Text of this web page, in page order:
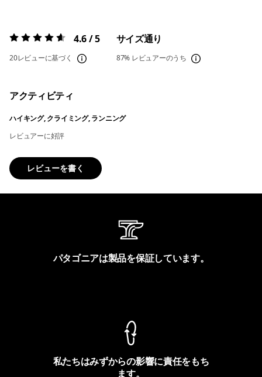
評価:4.6 / 5 4.6 / 5
20レビューに基づく
サイズ通り
87% レビュアーのうち
アクティビティ
ハイキング, クライミング, ランニング
レビュアーに好評
レビューを書く
パタゴニアは製品を保証しています。
私たちはみずからの影響に責任をもち
ます。